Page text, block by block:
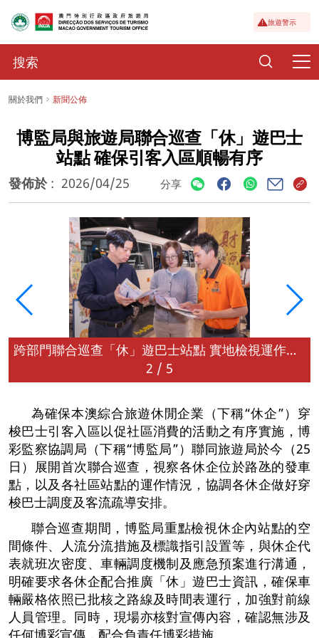
旅遊警示
關於我們 新聞公佈
博監局與旅遊局聯合巡查「休」遊巴士
站點 確保引客入區順暢有序
發佈於 : 2026/04/25 分享
跨部門聯合巡查「休」遊巴士站點 實地檢視運作安排
2 / 5
為確保本澳綜合旅遊休閒企業（下稱“休企”）穿
梭巴士引客入區以促社區消費的活動之有序實施，博
彩監察協調局（下稱“博監局”）聯同旅遊局於今（25
日）展開首次聯合巡查，視察各休企位於路氹的發車
點，以及各社區站點的運作情況，協調各休企做好穿
梭巴士調度及客流疏導安排。
聯合巡查期間，博監局重點檢視休企內站點的空
間條件、人流分流措施及標識指引設置等，與休企代
表就班次密度、車輛調度機制及應急預案進行溝通，
明確要求各休企配合推廣「休」遊巴士資訊，確保車
輛嚴格依照已批核之路線及時間表運行，加強對前線
人員管理。同時，現場亦核對宣傳內容，確認無涉及
任何博彩宣傳，配合負責任博彩措施。